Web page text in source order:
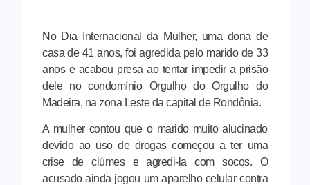
No Dia Internacional da Mulher, uma dona de
casa de 41 anos, foi agredida pelo marido de 33
anos e acabou presa ao tentar impedir a prisão
dele no condomínio Orgulho do Orgulho do
Madeira, na zona Leste da capital de Rondônia.
A mulher contou que o marido muito alucinado
devido ao uso de drogas começou a ter uma
crise de ciúmes e agredi-la com socos. O
acusado ainda jogou um aparelho celular contra